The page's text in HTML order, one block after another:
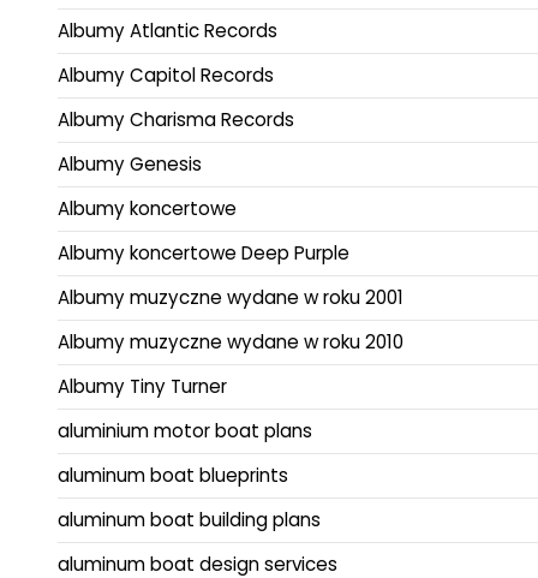
Albumy Atlantic Records
Albumy Capitol Records
Albumy Charisma Records
Albumy Genesis
Albumy koncertowe
Albumy koncertowe Deep Purple
Albumy muzyczne wydane w roku 2001
Albumy muzyczne wydane w roku 2010
Albumy Tiny Turner
aluminium motor boat plans
aluminum boat blueprints
aluminum boat building plans
aluminum boat design services